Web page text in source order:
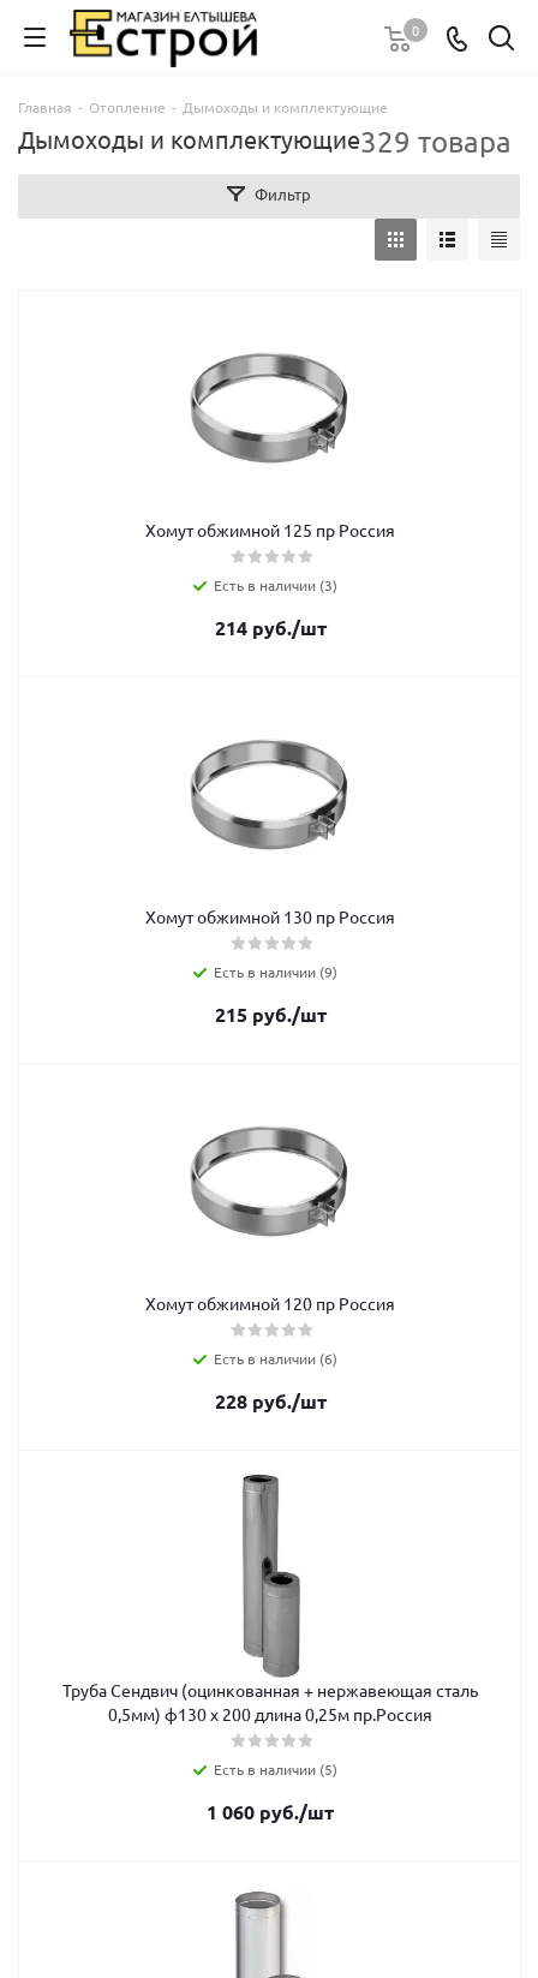
0
Главная - Отопление - Дымоходы и комплектующие
Дымоходы и комплектующие329 товара
Фильтр
Хомут обжимной 125 пр Россия
Есть в наличии (3)
214руб./шт
Хомут обжимной 130 пр Россия
Есть в наличии (9)
215руб./шт
Хомут обжимной 120 пр Россия
Есть в наличии (6)
228руб./шт
Труба Сендвич (оцинкованная + нержавеющая сталь
0,5мм) ф130 х 200 длина 0,25м пр.Россия
Есть в наличии (5)
1 060 руб./шт